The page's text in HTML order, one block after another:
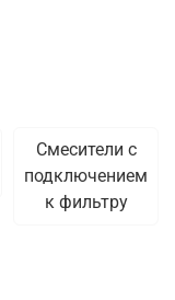
Смесители с
подключением
к фильтру